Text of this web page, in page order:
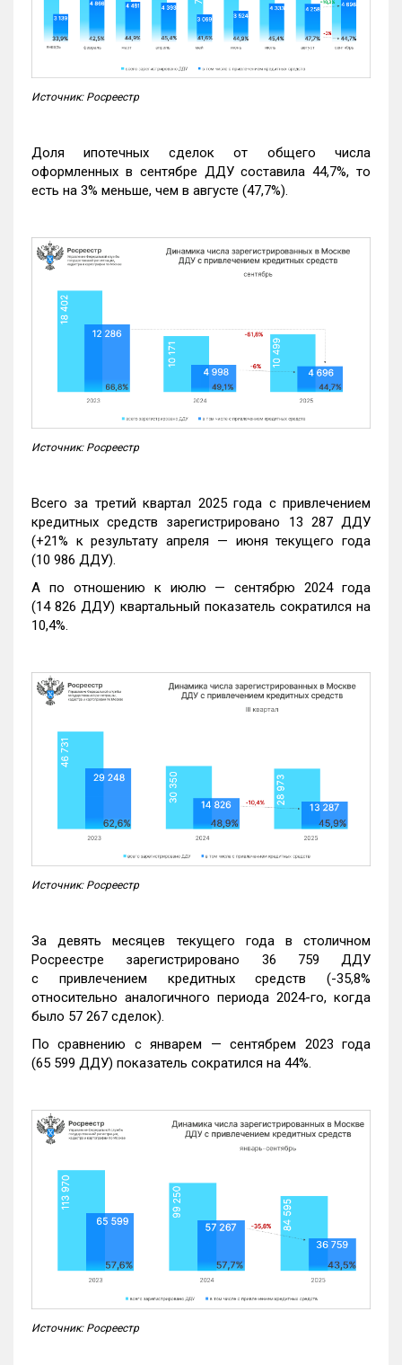
Источник: Росреестр
Доля ипотечных сделок от общего числа
оформленных в сентябре ДДУ составила 44,7%, то
есть на 3% меньше, чем в августе (47,7%).
Источник: Росреестр
Всего за третий квартал 2025 года с привлечением
кредитных средств зарегистрировано 13 287 ДДУ
(+21% к результату апреля — июня текущего года
(10 986 ДДУ).
А по отношению к июлю — сентябрю 2024 года
(14 826 ДДУ) квартальный показатель сократился на
10,4%.
Источник: Росреестр
За девять месяцев текущего года в столичном
Росреестре зарегистрировано 36 759 ДДУ
с привлечением кредитных средств (-35,8%
относительно аналогичного периода 2024-го, когда
было 57 267 сделок).
По сравнению с январем — сентябрем 2023 года
(65 599 ДДУ) показатель сократился на 44%.
Источник: Росреестр